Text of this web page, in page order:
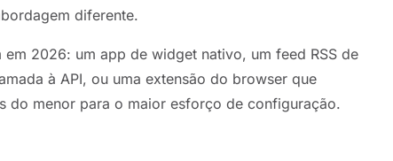
diferente.
2026: um app de widget nativo, um feed RSS de
à API, ou uma extensão do browser que
do menor para o maior esforço de configuração.